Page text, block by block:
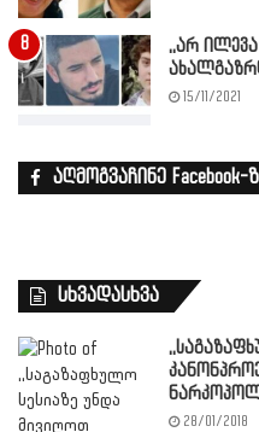
,,არ
15/11/2021
აღმოგვაჩინე Facebook-
სხვადასხვა
28/01/2018